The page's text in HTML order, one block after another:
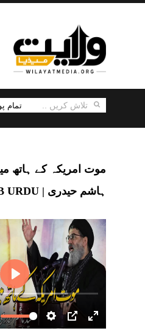
موت امریکہ کے ہاتھ
ہاشم حیدری | ARABIC SUB URDU